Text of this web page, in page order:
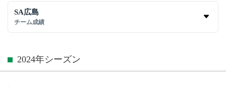
SA広島
チーム成績
2024年シーズン